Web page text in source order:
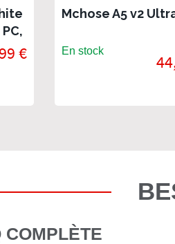
€
Mchose A5 v2
En stock
COMPLÈTE